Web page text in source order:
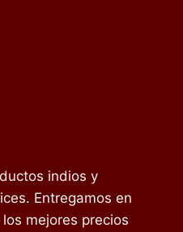
indios y
Entregamos en
mejores precios